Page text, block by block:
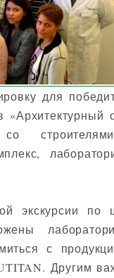
для
«Архитектурный
экскурсии по
с
Другим